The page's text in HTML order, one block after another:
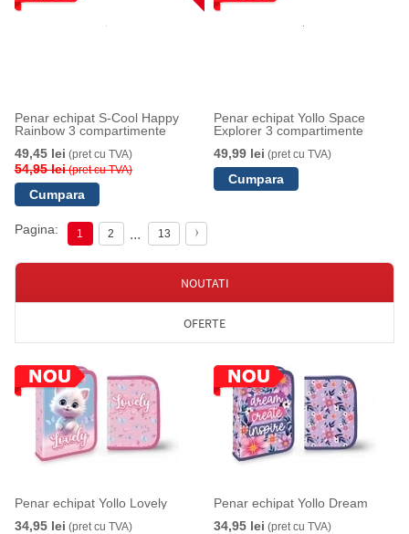
Penar echipat S-Cool Happy
Rainbow 3 compartimente
49,45 lei (pret cu TVA)
54,95 lei(pret cu TVA)
Penar echipat Yollo Space
Explorer 3 compartimente
49,99 lei (pret cu TVA)
Pagina: 1 2 ... 13
NOUTATI
OFERTE
Penar echipat Yollo Lovely
34,95 lei (pret cu TVA)
Penar echipat Yollo Dream
34,95 lei (pret cu TVA)